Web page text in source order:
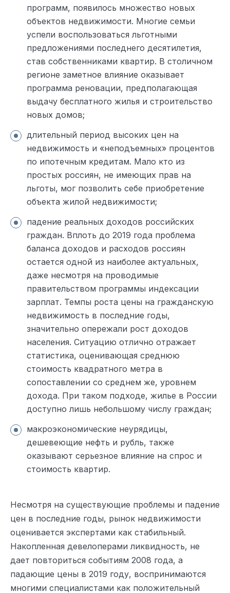
программ, появилось множество новых
объектов недвижимости. Многие семьи
успели воспользоваться льготными
предложениями последнего десятилетия,
став собственниками квартир. В столичном
регионе заметное влияние оказывает
программа реновации, предполагающая
выдачу бесплатного жилья и строительство
новых домов;
длительный период высоких цен на
недвижимость и «неподъемных» процентов
по ипотечным кредитам. Мало кто из
простых россиян, не имеющих прав на
льготы, мог позволить себе приобретение
объекта жилой недвижимости;
падение реальных доходов российских
граждан. Вплоть до 2019 года проблема
баланса доходов и расходов россиян
остается одной из наиболее актуальных,
даже несмотря на проводимые
правительством программы индексации
зарплат. Темпы роста цены на гражданскую
недвижимость в последние годы,
значительно опережали рост доходов
населения. Ситуацию отлично отражает
статистика, оценивающая среднюю
стоимость квадратного метра в
сопоставлении со среднем же, уровнем
дохода. При таком подходе, жилье в России
доступно лишь небольшому числу граждан;
макроэкономические неурядицы,
дешевеющие нефть и рубль, также
оказывают серьезное влияние на спрос и
стоимость квартир.
Несмотря на существующие проблемы и падение
цен в последние годы, рынок недвижимости
оценивается экспертами как стабильный.
Накопленная девелоперами ликвидность, не
дает повториться событиям 2008 года, а
падающие цены в 2019 году, воспринимаются
многими специалистами как положительный